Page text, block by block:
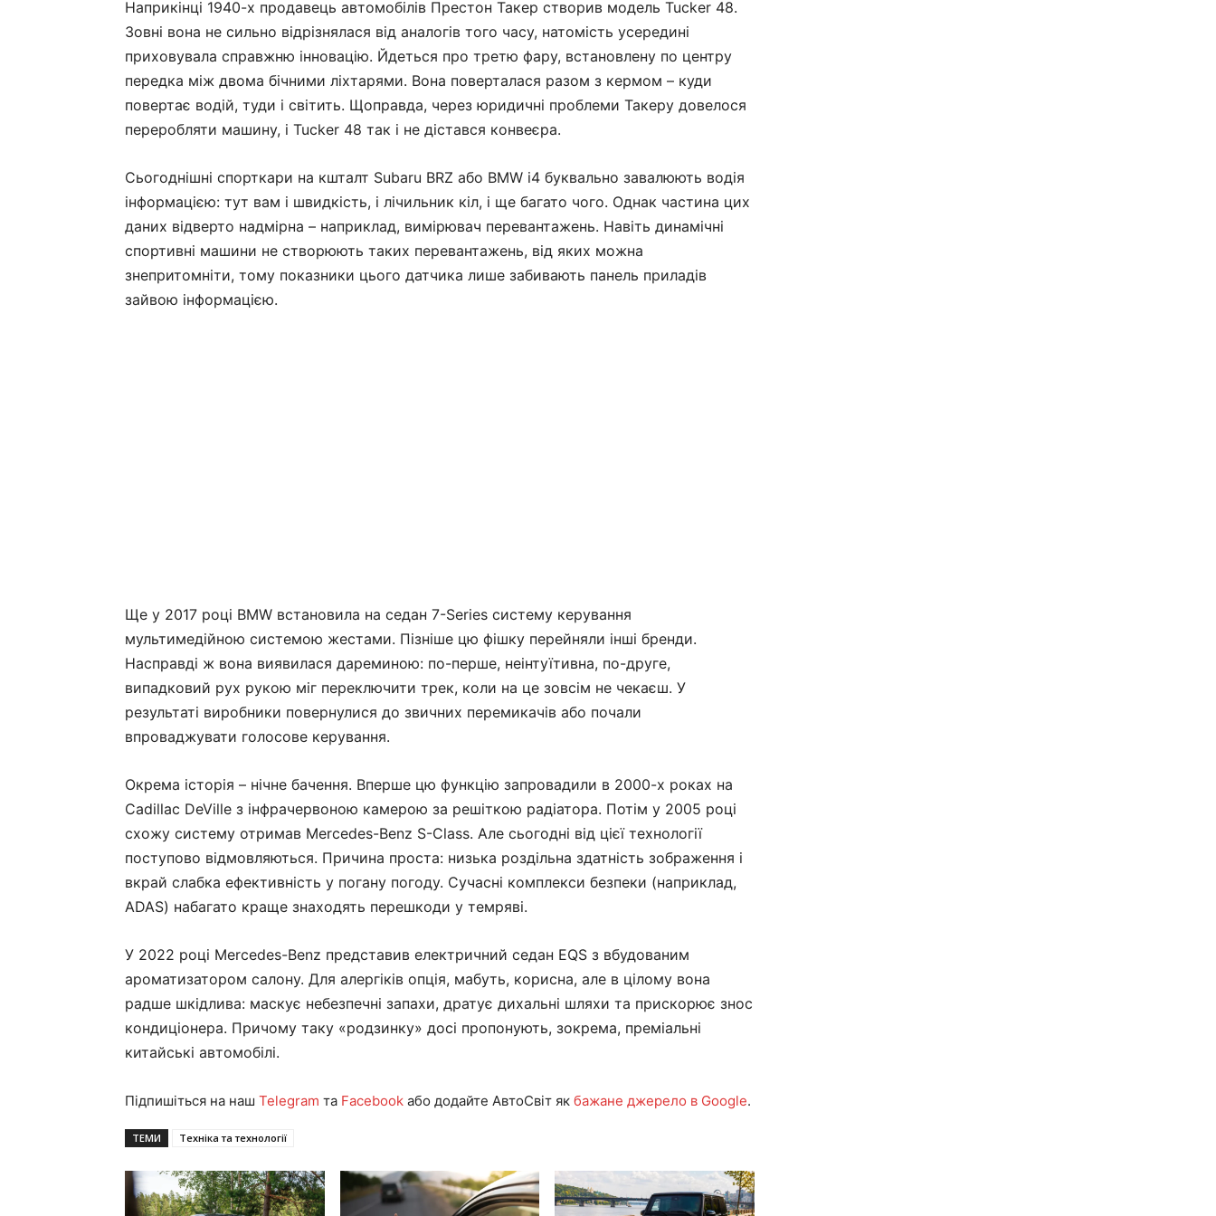
Наприкінці 1940-х продавець автомобілів Престон Такер створив модель Tucker 48.
Зовні вона не сильно відрізнялася від аналогів того часу, натомість усередині
приховувала справжню інновацію. Йдеться про третю фару, встановлену по центру
передка між двома бічними ліхтарями. Вона поверталася разом з кермом – куди
повертає водій, туди і світить. Щоправда, через юридичні проблеми Такеру довелося
переробляти машину, і Tucker 48 так і не дістався конвеєра.
Сьогоднішні спорткари на кшталт Subaru BRZ або BMW i4 буквально завалюють водія
інформацією: тут вам і швидкість, і лічильник кіл, і ще багато чого. Однак частина цих
даних відверто надмірна – наприклад, вимірювач перевантажень. Навіть динамічні
спортивні машини не створюють таких перевантажень, від яких можна
знепритомніти, тому показники цього датчика лише забивають панель приладів
зайвою інформацією.
Ще у 2017 році BMW встановила на седан 7-Series систему керування
мультимедійною системою жестами. Пізніше цю фішку перейняли інші бренди.
Насправді ж вона виявилася дареминою: по-перше, неінтуїтивна, по-друге,
випадковий рух рукою міг переключити трек, коли на це зовсім не чекаєш. У
результаті виробники повернулися до звичних перемикачів або почали
впроваджувати голосове керування.
Окрема історія – нічне бачення. Вперше цю функцію запровадили в 2000-х роках на
Cadillac DeVille з інфрачервоною камерою за решіткою радіатора. Потім у 2005 році
схожу систему отримав Mercedes-Benz S-Class. Але сьогодні від цієї технології
поступово відмовляються. Причина проста: низька роздільна здатність зображення і
вкрай слабка ефективність у погану погоду. Сучасні комплекси безпеки (наприклад,
ADAS) набагато краще знаходять перешкоди у темряві.
У 2022 році Mercedes-Benz представив електричний седан EQS з вбудованим
ароматизатором салону. Для алергіків опція, мабуть, корисна, але в цілому вона
радше шкідлива: маскує небезпечні запахи, дратує дихальні шляхи та прискорює знос
кондиціонера. Причому таку «родзинку» досі пропонують, зокрема, преміальні
китайські автомобілі.
Підпишіться на наш Telegram та Facebook або додайте АвтоСвіт як бажане джерело в Google.
ТЕМИ Техніка та технології